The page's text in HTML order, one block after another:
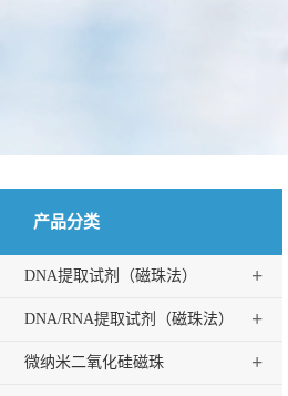
产品分类
DNA提取试剂（磁珠法） +
DNA/RNA提取试剂（磁珠法） +
微纳米二氧化硅磁珠 +